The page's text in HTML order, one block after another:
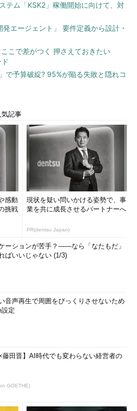
す『スマートマシン』によって破壊さ
』、パーソナル向けのスマートマシン
ャリアパスは『12％』、エンタープ
ンによって良い影響を受けるキャリア
けないキャリアパスは「49％」とい
って破壊されるキャリアパスよりも、
パスの方が多いということだ。
テム「KSK2」稼働開始に向けて、対
エージェント」 要件定義から設計・
ここで差がつく 押さえておきたい
で予算破綻? 95%が陥る失敗と隠れコ
気記事
感動
挑戦
現状を疑い問いかける姿勢で、事
業を共に成長させるパートナーへ
PR(dentsu Japan)
ーションが苦手？――なら「なたもだ」
ばいいじゃない (1/3)
音声再生で周囲をびっくりさせないため
設定
×藤田晋】AI時代でも変わらない経営者の
GOETHE)